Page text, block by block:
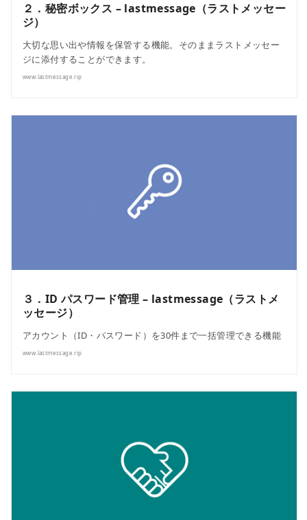
２．秘密ボックス – lastmessage（ラストメッセー
ジ）
大切な思い出や情報を保管する機能。そのままラストメッセー
ジに添付することができます。
www.lastmessage.rip
３．ID パスワード管理 – lastmessage（ラストメ
ッセージ）
アカウント（ID・パスワード）を30件まで一括管理できる機能
www.lastmessage.rip